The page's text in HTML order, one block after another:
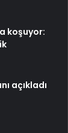
koşuyor:
açıkladı